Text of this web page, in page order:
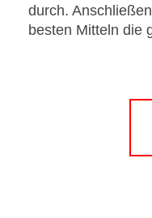
durch.
besten Mitteln die